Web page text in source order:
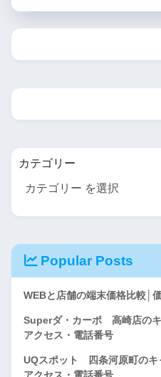
カテゴリー
Popular Posts
WEBと店舗の端末価格比較│
Superダ・カーポ 高崎店のキ
アクセス・電話番号
UQスポット 四条河原町のキ
アクセス・電話番号